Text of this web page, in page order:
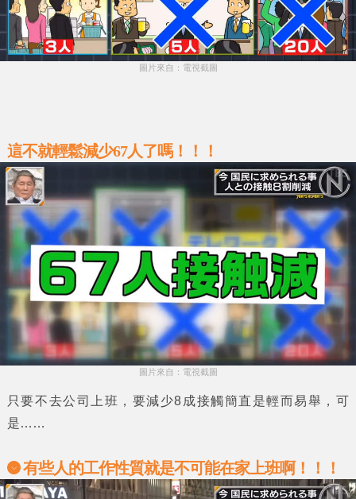
圖片來自：電視截圖
這不就輕鬆減少67人了嗎！！！
圖片來自：電視截圖
只要不去公司上班，要減少8成接觸簡直是輕而易舉，可
是……
有些人的工作性質就是不可能在家上班啊！！！